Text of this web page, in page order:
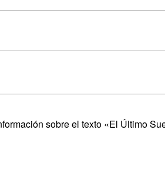
sobre el texto «El Último